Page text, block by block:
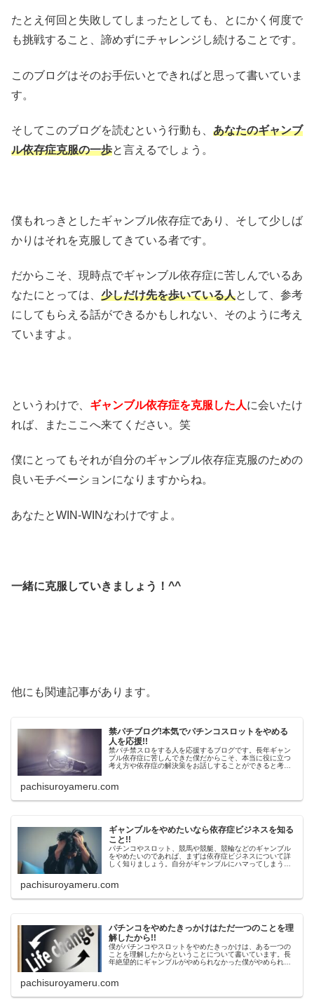
たとえ何回と失敗してしまったとしても、とにかく何度で
も挑戦すること、諦めずにチャレンジし続けることです。
このブログはそのお手伝いとできればと思って書いていま
す。
そしてこのブログを読むという行動も、 あなたのギャンブ
ル依存症克服の一歩と言えるでしょう。
僕もれっきとしたギャンブル依存症であり、そして少しば
かりはそれを克服してきている者です。
だからこそ、現時点でギャンブル依存症に苦しんでいるあ
なたにとっては、 少しだけ先を歩いている人として、参考
にしてもらえる話ができるかもしれない、そのように考え
ていますよ。
というわけで、 ギャンブル依存症を克服した人に会いたけ
れば、またここへ来てください。笑
僕にとってもそれが自分のギャンブル依存症克服のための
良いモチベーションになりますからね。
あなたとWIN-WINなわけですよ。
一緒に克服していきましょう！^^
他にも関連記事があります。
禁パチブログ!本気でパチンコスロットをやめる
人を応援!!
禁パチ禁スロをする人を応援するブログです。長年ギャン
ブル依存症に苦しんできた僕だからこそ、本当に役に立つ
考え方や依存症の解決策をお話しすることができると考え
pachisuroyameru.com
ギャンブルをやめたいなら依存症ビジネスを知る
こと!!
パチンコやスロット、競馬や競艇、競輪などのギャンブル
をやめたいのであれば、まずは依存症ビジネスについて詳
しく知りましょう。自分がギャンブルにハマってしまう理
pachisuroyameru.com
パチンコをやめたきっかけはただ一つのことを理
解したから!!
僕がパチンコやスロットをやめたきっかけは、ある一つの
ことを理解したからということについて書いています。長
年絶望的にギャンブルがやめられなかった僕がやめられた
pachisuroyameru.com